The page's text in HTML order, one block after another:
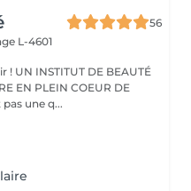
56
L-4601
EN PLEIN COEUR DE
n'est pas une q...